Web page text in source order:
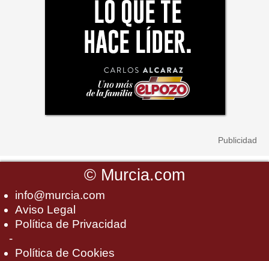
© Murcia.com
info@murcia.com
Aviso Legal
Política de Privacidad
-
Política de Cookies